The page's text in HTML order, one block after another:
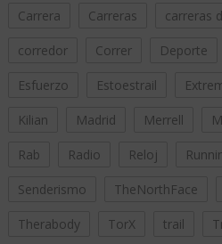
Carrera Carreras carreras
corredor Correr Deporte
Esfuerzo Estoestrail
Kilian Madrid Merrell
Rab Radio Reloj
Senderismo TheNorthFace
Therabody TorX trail